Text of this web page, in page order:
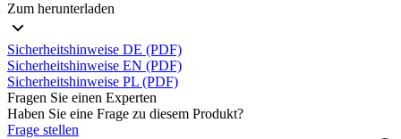
Zum herunterladen
Sicherheitshinweise DE (PDF)
Sicherheitshinweise EN (PDF)
Sicherheitshinweise PL (PDF)
Fragen Sie einen Experten
Haben Sie eine Frage zu diesem Produkt?
Frage stellen